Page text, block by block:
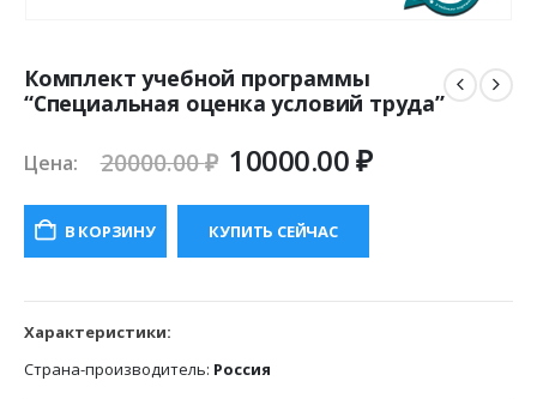
Комплект учебной программы
“Специальная оценка условий труда”
Цена: 20000.00₽ Первоначальная
составляла
20000.00 ₽.
10000.00₽Текущая
В КОРЗИНУ КУПИТЬ СЕЙЧАС
Характеристики:
Страна-производитель: Россия